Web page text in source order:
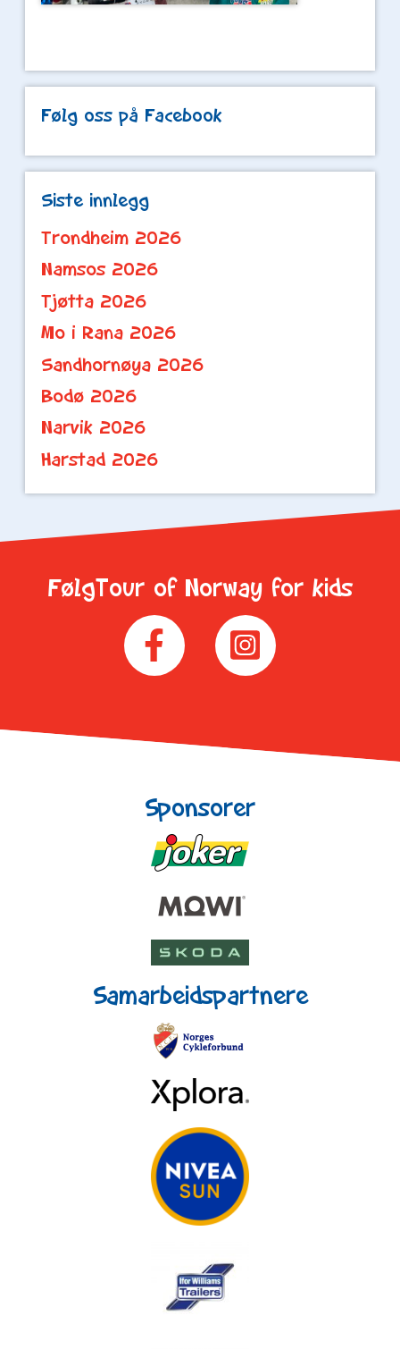
Følg oss på Facebook
Siste innlegg
Trondheim 2026
Namsos 2026
Tjøtta 2026
Mo i Rana 2026
Sandhornøya 2026
Bodø 2026
Narvik 2026
Harstad 2026
FølgTour of Norway for kids
Sponsorer
Samarbeidspartnere